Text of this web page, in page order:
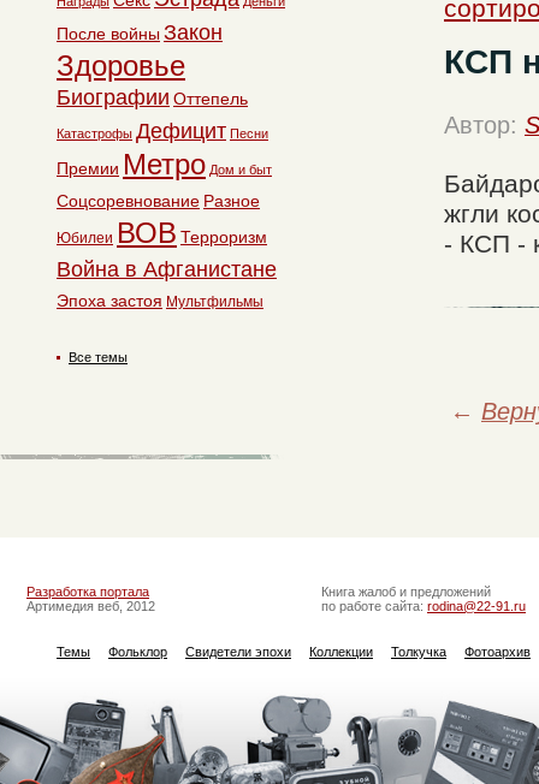
КСП
Автор:
жгли
- КСП -
←
После войны Закон
Здоровье
Биографии Оттепель
Катастрофы Дефицит Песни
Премии Метро Дом и быт
Соцсоревнование Разное
Юбилеи ВОВ Терроризм
Война в Афганистане
Эпоха застоя Мультфильмы
Все темы
Разработка портала
Артимедия веб, 2012
Книга жалоб и предложений
по работе сайта: rodina@22-91.ru
Темы Фольклор Свидетели эпохи Коллекции Толкучка Фотоархив